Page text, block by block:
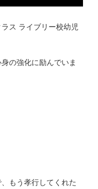
ス ライブリー校幼児
の強化に励んでいま
もう孝行してくれた